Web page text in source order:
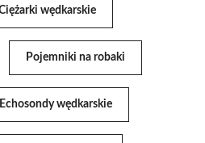
wędkarskie
Pojemniki na robaki
Echosondy wędkarskie